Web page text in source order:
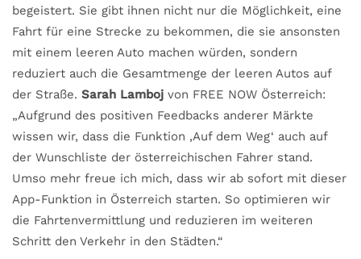
begeistert. Sie gibt ihnen nicht nur die Möglichkeit, eine
Fahrt für eine Strecke zu bekommen, die sie ansonsten
mit einem leeren Auto machen würden, sondern
reduziert auch die Gesamtmenge der leeren Autos auf
der Straße. Sarah Lamboj von FREE NOW Österreich:
„Aufgrund des positiven Feedbacks anderer Märkte
wissen wir, dass die Funktion ‚Auf dem Weg‘ auch auf
der Wunschliste der österreichischen Fahrer stand.
Umso mehr freue ich mich, dass wir ab sofort mit dieser
App-Funktion in Österreich starten. So optimieren wir
die Fahrtenvermittlung und reduzieren im weiteren
Schritt den Verkehr in den Städten.“